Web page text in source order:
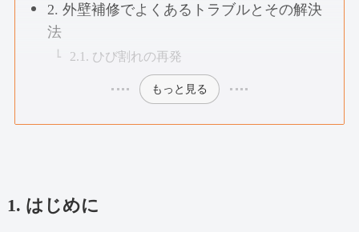
2. 外壁補修でよくあるトラブルとその解決
法
2.1. ひび割れの再発
もっと見る
1. はじめに